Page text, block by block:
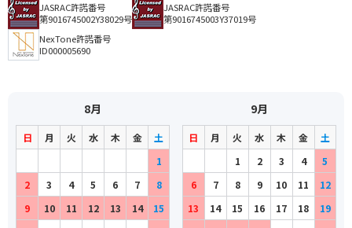
JASRAC許諾番号
第9016745002Y38029号
JASRAC許諾番号
第9016745003Y37019号
NexTone許諾番号
ID000005690
8月
日 月 火 水 木 金
土
1
2
3 4 5 6 7
8
9
10 11 12 13 14
15
9月
日 月 火 水 木 金
土
1
2 3 4
5
6
7 8 9 10 11
12
13
14 15 16 17 18
19